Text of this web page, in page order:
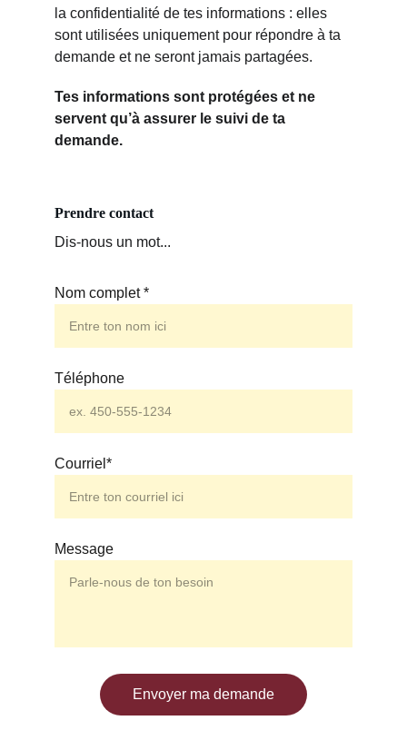
Nom complet *
Téléphone
Courriel*
Message
Envoyer ma demande
la confidentialité de tes informations : elles
sont utilisées uniquement pour répondre à ta
demande et ne seront jamais partagées.
Tes informations sont protégées et ne
servent qu’à assurer le suivi de ta
demande.
Prendre contact
Dis-nous un mot...